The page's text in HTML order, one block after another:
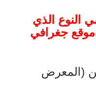
النوع الذي
جغرافي
(المعرض